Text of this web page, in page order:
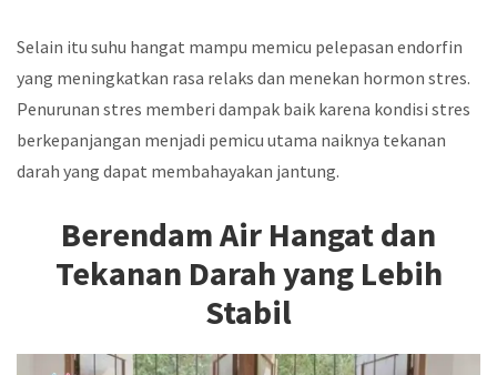
Selain itu suhu hangat mampu memicu pelepasan endorfin
yang meningkatkan rasa relaks dan menekan hormon stres.
Penurunan stres memberi dampak baik karena kondisi stres
berkepanjangan menjadi pemicu utama naiknya tekanan
darah yang dapat membahayakan jantung.
Berendam Air Hangat dan
Tekanan Darah yang Lebih
Stabil